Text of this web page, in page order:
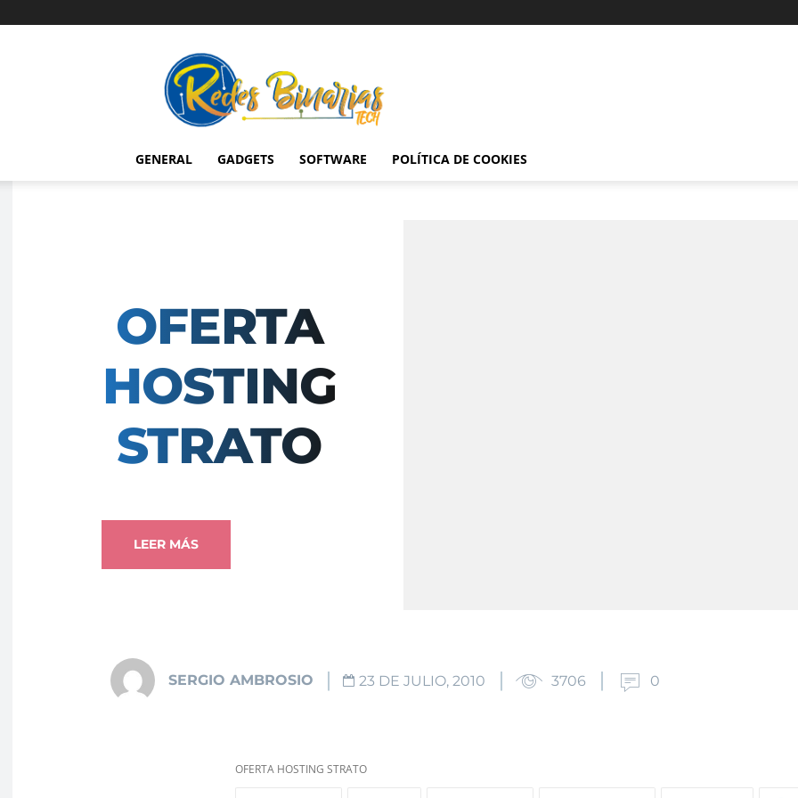
Binarias
Tech
GENERAL GADGETS SOFTWARE POLÍTICA DE COOKIES
OFERTA
HOSTING
STRATO
LEER MÁS
SERGIO AMBROSIO 23 DE JULIO, 2010 3706 0
OFERTA HOSTING STRATO